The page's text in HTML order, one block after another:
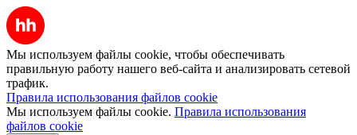
Мы используем файлы cookie, чтобы обеспечивать
правильную работу нашего веб-сайта и анализировать сетевой
трафик.
Правила использования файлов cookie
Мы используем файлы cookie. Правила использования
файлов cookie